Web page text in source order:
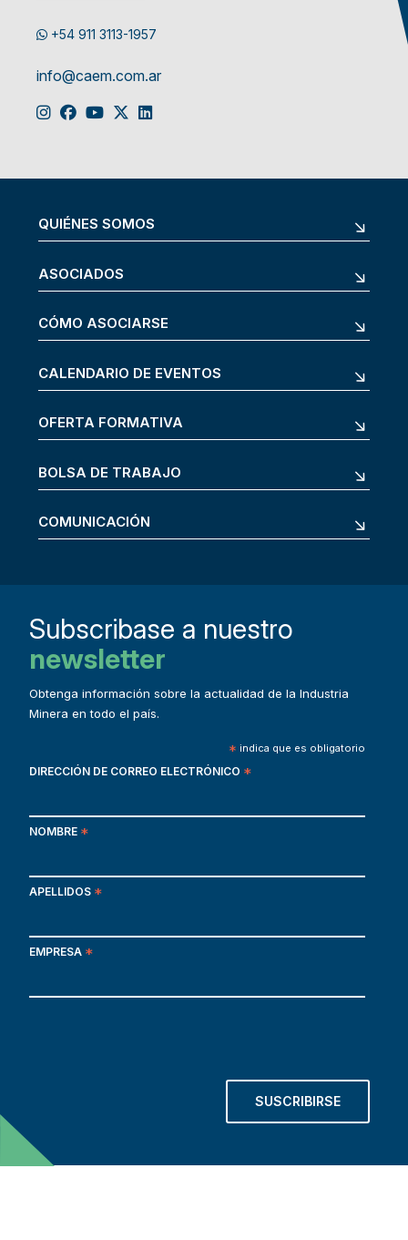
+54 911 3113-1957
info@caem.com.ar
QUIÉNES SOMOS
ASOCIADOS
CÓMO ASOCIARSE
CALENDARIO DE EVENTOS
OFERTA FORMATIVA
BOLSA DE TRABAJO
COMUNICACIÓN
Subscribase a nuestro
newsletter
Obtenga información sobre la actualidad de la Industria
Minera en todo el país.
* indica que es obligatorio
DIRECCIÓN DE CORREO ELECTRÓNICO *
NOMBRE *
APELLIDOS *
EMPRESA *